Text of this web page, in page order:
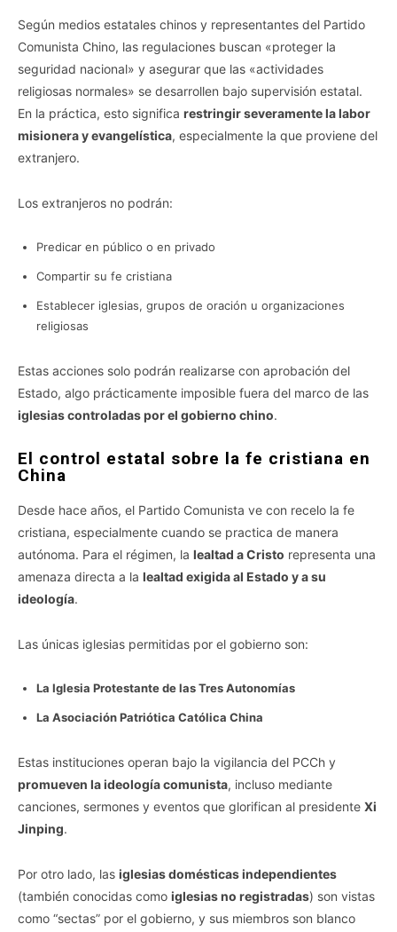
Según medios estatales chinos y representantes del Partido
Comunista Chino, las regulaciones buscan «proteger la
seguridad nacional» y asegurar que las «actividades
religiosas normales» se desarrollen bajo supervisión estatal.
En la práctica, esto significa restringir severamente la labor
misionera y evangelística, especialmente la que proviene del
extranjero.
Los extranjeros no podrán:
Predicar en público o en privado
Compartir su fe cristiana
Establecer iglesias, grupos de oración u organizaciones
religiosas
Estas acciones solo podrán realizarse con aprobación del
Estado, algo prácticamente imposible fuera del marco de las
iglesias controladas por el gobierno chino.
El control estatal sobre la fe cristiana en
China
Desde hace años, el Partido Comunista ve con recelo la fe
cristiana, especialmente cuando se practica de manera
autónoma. Para el régimen, la lealtad a Cristo representa una
amenaza directa a la lealtad exigida al Estado y a su
ideología.
Las únicas iglesias permitidas por el gobierno son:
La Iglesia Protestante de las Tres Autonomías
La Asociación Patriótica Católica China
Estas instituciones operan bajo la vigilancia del PCCh y
promueven la ideología comunista, incluso mediante
canciones, sermones y eventos que glorifican al presidente Xi
Jinping.
Por otro lado, las iglesias domésticas independientes
(también conocidas como iglesias no registradas) son vistas
como “sectas” por el gobierno, y sus miembros son blanco